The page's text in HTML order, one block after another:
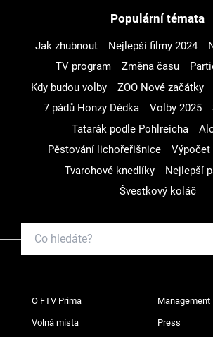
Populární témata
Jak zhubnout Nejlepší filmy 2024
TV program
Změna času
Kdy budou volby
ZOO Nové začátky
7 pádů Honzy Dědka
Volby 2025
Tatarák podle Pohlreicha
Pěstování lichořeřišnice
Výpočet
Tvarohové knedlíky
Nejlepší
Švestkový koláč
O FTV Prima Management
Volná místa Press